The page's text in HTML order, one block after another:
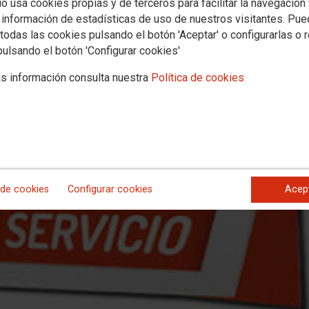
usa cookies propias y de terceros para facilitar la navegación
de estadísticas de uso de nuestros visitantes.
las cookies pulsando el botón 'Aceptar' o configurarlas o
el botón 'Configurar cookies'
información consulta nuestra Política de cookies
cookies Configurar cookies
provincia de Sevilla